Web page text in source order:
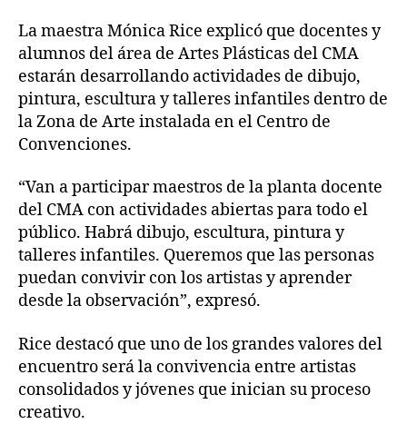
La maestra Mónica Rice explicó que docentes y
alumnos del área de Artes Plásticas del CMA
estarán desarrollando actividades de dibujo,
pintura, escultura y talleres infantiles dentro de
la Zona de Arte instalada en el Centro de
Convenciones.
“Van a participar maestros de la planta docente
del CMA con actividades abiertas para todo el
público. Habrá dibujo, escultura, pintura y
talleres infantiles. Queremos que las personas
puedan convivir con los artistas y aprender
desde la observación”, expresó.
Rice destacó que uno de los grandes valores del
encuentro será la convivencia entre artistas
consolidados y jóvenes que inician su proceso
creativo.